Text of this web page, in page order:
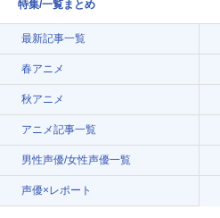
特集/一覧まとめ
最新記事一覧
春アニメ
秋アニメ
アニメ記事一覧
男性声優/女性声優一覧
声優×レポート